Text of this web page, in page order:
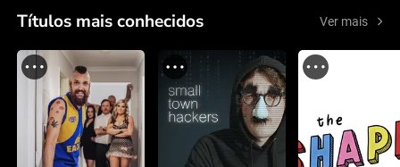
Títulos mais conhecidos Ver mais